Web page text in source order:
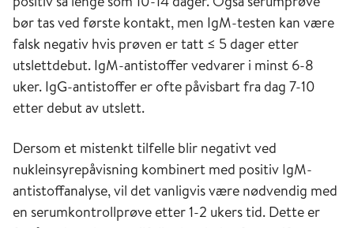
bør tas ved første kontakt, men IgM-testen kan være
falsk negativ hvis prøven er tatt ≤ 5 dager etter
utslettdebut. IgM-antistoffer vedvarer i minst 6-8
uker. IgG-antistoffer er ofte påvisbart fra dag 7-10
etter debut av utslett.
Dersom et mistenkt tilfelle blir negativt ved
nukleinsyrepåvisning kombinert med positiv IgM-
antistoffanalyse, vil det vanligvis være nødvendig med
en serumkontrollprøve etter 1-2 ukers tid. Dette er